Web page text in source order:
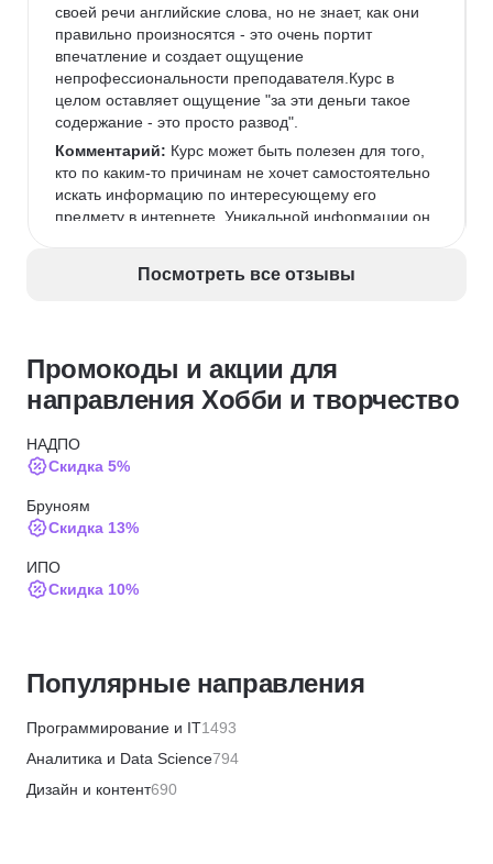
своей речи английские слова, но не знает, как они
правильно произносятся - это очень портит
впечатление и создает ощущение
непрофессиональности преподавателя.Курс в
целом оставляет ощущение "за эти деньги такое
содержание - это просто развод".
Комментарий: Курс может быть полезен для того,
кто по каким-то причинам не хочет самостоятельно
искать информацию по интересующему его
предмету в интернете. Уникальной информации он
через призму восприятия авторов.Таких денег
Посмотреть все отзывы
Промокоды и акции для
направления Хобби и творчество
НАДПО
Скидка 5%
Бруноям
Скидка 13%
ИПО
Скидка 10%
Академия Эдюсон
ЦАППКК
Популярные направления
Программирование и IT1493
Аналитика и Data Science794
Дизайн и контент690